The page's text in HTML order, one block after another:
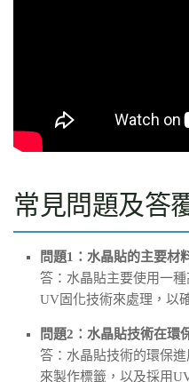
常見問題及答
問題1：水晶貼的主要材
答：水晶貼主要使用一
UV固化技術來處理，以
問題2：水晶貼技術在環
答：水晶貼技術的環保
來製作標籤，以及採用